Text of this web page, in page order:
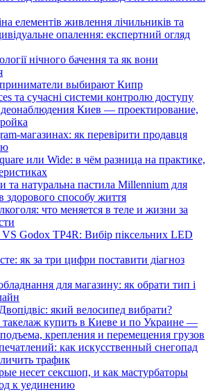
елементів живлення лічильників та
опалення: експертний огляд
нічного бачення та як вони
выбирают Кипр
та сучасні системи контролю доступу
Киев — проектирование,
магазинах: як перевірити продавця
или Wide: в чём разница на практике,
та натуральна пастила Millennium для
здорового способу життя
что меняется в теле и жизни за
Godox TP4R: Вибір піксельних LED
як за три цифри поставити діагноз
для магазину: як обрати тип і
який велосипед вибрати?
купить в Киеве и по Украине —
крепления и перемещения грузов
как искусственный снегопад
трафик
несет сексшоп, и как мастурбаторы
к уединению